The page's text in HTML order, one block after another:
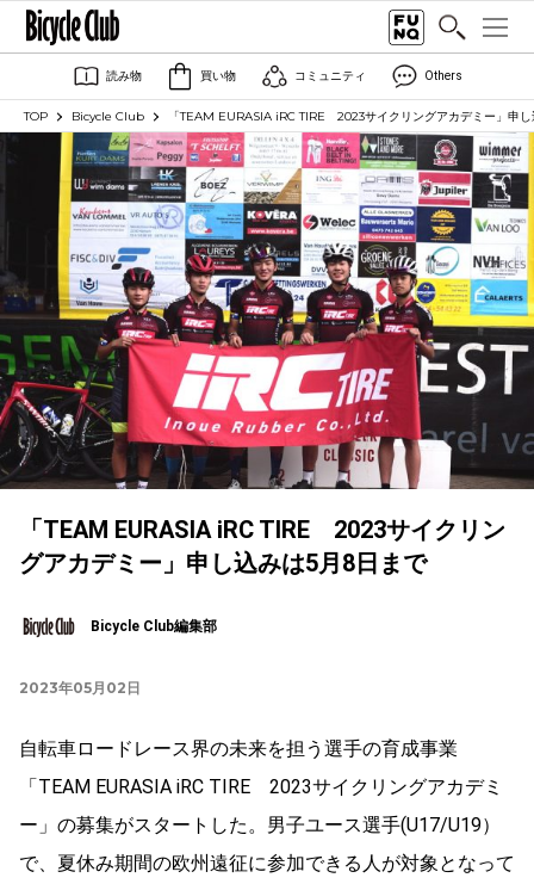
読み物 買い物 コミュニティ Others
TOP Bicycle Club 「TEAM EURASIA iRC TIRE 2023サイクリングアカデミー」申
「TEAM EURASIA iRC TIRE 2023サイクリン
グアカデミー」申し込みは5月8日まで
Bicycle Club編集部
2023年05月02日
自転車ロードレース界の未来を担う選手の育成事業
「TEAM EURASIA iRC TIRE 2023サイクリングアカデミ
ー」の募集がスタートした。男子ユース選手(U17/U19）
で、夏休み期間の欧州遠征に参加できる人が対象となって